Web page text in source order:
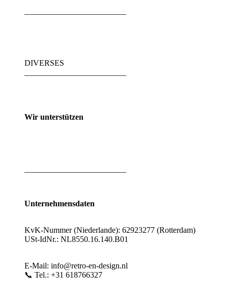
DIVERSES
Wir unterstützen
Unternehmensdaten
KvK-Nummer (Niederlande): 62923277 (Rotterdam)
USt-IdNr.: NL8550.16.140.B01
E-Mail: info@retro-en-design.nl
📞 Tel.: +31 618766327